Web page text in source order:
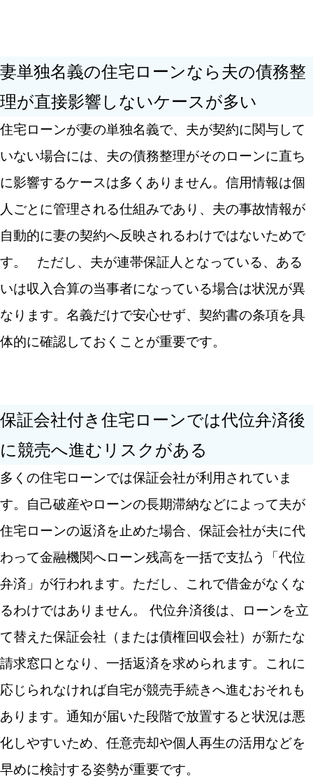
検索する
人気のキーワード
税制優遇
家探し 住宅ローン控除
妻単独名義の住宅ローンなら夫の債務整
理が直接影響しないケースが多い
住宅ローンが妻の単独名義で、夫が契約に関与して
いない場合には、夫の債務整理がそのローンに直ち
に影響するケースは多くありません。信用情報は個
人ごとに管理される仕組みであり、夫の事故情報が
自動的に妻の契約へ反映されるわけではないためで
す。
ただし、夫が連帯保証人となっている、ある
いは収入合算の当事者になっている場合は状況が異
なります。名義だけで安心せず、契約書の条項を具
体的に確認しておくことが重要です。
保証会社付き住宅ローンでは代位弁済後
に競売へ進むリスクがある
多くの住宅ローンでは保証会社が利用されていま
す。自己破産やローンの長期滞納などによって夫が
住宅ローンの返済を止めた場合、保証会社が夫に代
わって金融機関へローン残高を一括で支払う「代位
弁済」が行われます。ただし、これで借金がなくな
るわけではありません。 代位弁済後は、ローンを立
て替えた保証会社（または債権回収会社）が新たな
請求窓口となり、一括返済を求められます。これに
応じられなければ自宅が競売手続きへ進むおそれも
あります。通知が届いた段階で放置すると状況は悪
化しやすいため、任意売却や個人再生の活用などを
早めに検討する姿勢が重要です。